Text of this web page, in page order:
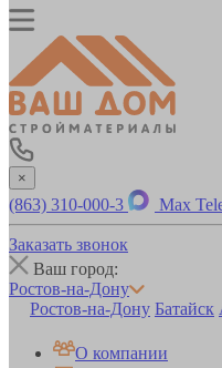
×
(863) 310-000-3 Max
Заказать звонок
Ваш город:
Ростов-на-Дону
Ростов-на-Дону Батайск
О компании